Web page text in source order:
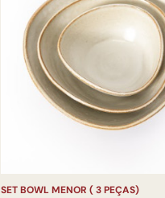
SET BOWL MENOR ( 3 PEÇAS)